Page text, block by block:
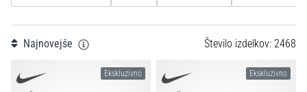
•
Plantar
Najnovejše Število izdelkov: 2468
Ekskluzivno Ekskluzivno